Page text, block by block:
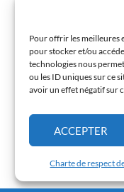
Pour offrir les meilleures
pour stocker et/ou
technologies nous
ou les ID uniques sur ce
avoir un effet négatif sur
ACCEPTER
Charte de respect